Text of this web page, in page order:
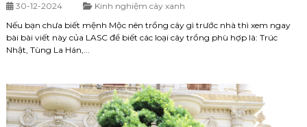
30-12-2024
Kinh nghiệm cây xanh
Nếu bạn chưa biết mệnh Mộc nên trồng cây gì trước nhà thì xem ngay
bài bài viết này của LASC để biết các loại cây trồng phù hợp là: Trúc
Nhật, Tùng La Hán,...